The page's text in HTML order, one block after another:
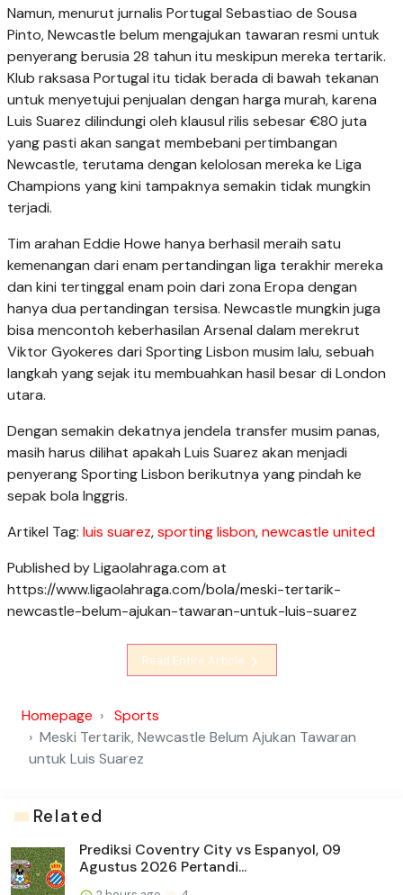
Namun, menurut jurnalis Portugal Sebastiao de Sousa
Pinto, Newcastle belum mengajukan tawaran resmi untuk
penyerang berusia 28 tahun itu meskipun mereka tertarik.
Klub raksasa Portugal itu tidak berada di bawah tekanan
untuk menyetujui penjualan dengan harga murah, karena
Luis Suarez dilindungi oleh klausul rilis sebesar €80 juta
yang pasti akan sangat membebani pertimbangan
Newcastle, terutama dengan kelolosan mereka ke Liga
Champions yang kini tampaknya semakin tidak mungkin
terjadi.
Tim arahan Eddie Howe hanya berhasil meraih satu
kemenangan dari enam pertandingan liga terakhir mereka
dan kini tertinggal enam poin dari zona Eropa dengan
hanya dua pertandingan tersisa. Newcastle mungkin juga
bisa mencontoh keberhasilan Arsenal dalam merekrut
Viktor Gyokeres dari Sporting Lisbon musim lalu, sebuah
langkah yang sejak itu membuahkan hasil besar di London
utara.
Dengan semakin dekatnya jendela transfer musim panas,
masih harus dilihat apakah Luis Suarez akan menjadi
penyerang Sporting Lisbon berikutnya yang pindah ke
sepak bola Inggris.
Artikel Tag: luis suarez,sporting lisbon,newcastle united
Published by Ligaolahraga.com at
https://www.ligaolahraga.com/bola/meski-tertarik-
newcastle-belum-ajukan-tawaran-untuk-luis-suarez
Read Entire Article
Homepage
Sports
Meski Tertarik, Newcastle Belum Ajukan Tawaran
untuk Luis Suarez
Related
Prediksi Coventry City vs Espanyol, 09
Agustus 2026 Pertandi...